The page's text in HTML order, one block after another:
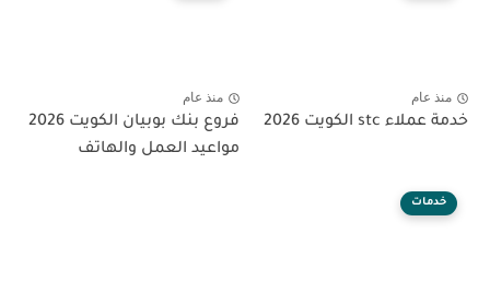
منذ عام
خدمة عملاء stc الكويت 2026
منذ عام
فروع بنك بوبيان الكويت 2026
مواعيد العمل والهاتف
خدمات